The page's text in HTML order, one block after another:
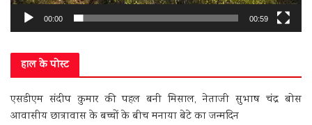
00:00 00:59
हाल के पोस्ट
एसडीएम संदीप कुमार की पहल बनी मिसाल, नेताजी सुभाष चंद्र बोस
आवासीय छात्रावास के बच्चों के बीच मनाया बेटे का जन्मदिन